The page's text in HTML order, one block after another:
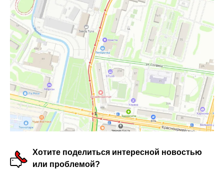
Хотите поделиться интересной новостью
или проблемой?